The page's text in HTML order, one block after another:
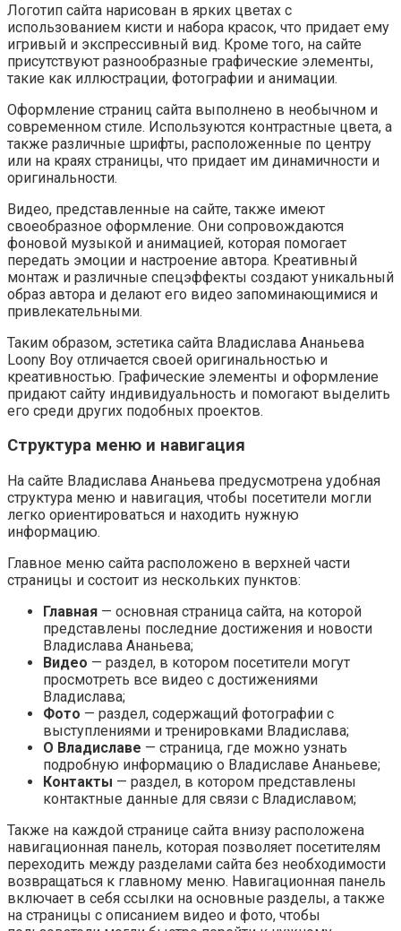
Логотип сайта нарисован в ярких цветах с
использованием кисти и набора красок, что придает ему
игривый и экспрессивный вид. Кроме того, на сайте
присутствуют разнообразные графические элементы,
такие как иллюстрации, фотографии и анимации.
Оформление страниц сайта выполнено в необычном и
современном стиле. Используются контрастные цвета, а
также различные шрифты, расположенные по центру
или на краях страницы, что придает им динамичности и
оригинальности.
Видео, представленные на сайте, также имеют
своеобразное оформление. Они сопровождаются
фоновой музыкой и анимацией, которая помогает
передать эмоции и настроение автора. Креативный
монтаж и различные спецэффекты создают уникальный
образ автора и делают его видео запоминающимися и
привлекательными.
Таким образом, эстетика сайта Владислава Ананьева
Loony Boy отличается своей оригинальностью и
креативностью. Графические элементы и оформление
придают сайту индивидуальность и помогают выделить
его среди других подобных проектов.
Структура меню и навигация
На сайте Владислава Ананьева предусмотрена удобная
структура меню и навигация, чтобы посетители могли
легко ориентироваться и находить нужную
информацию.
Главное меню сайта расположено в верхней части
страницы и состоит из нескольких пунктов:
Главная — основная страница сайта, на которой
представлены последние достижения и новости
Владислава Ананьева;
Видео — раздел, в котором посетители могут
просмотреть все видео с достижениями
Владислава;
Фото — раздел, содержащий фотографии с
выступлениями и тренировками Владислава;
О Владиславе — страница, где можно узнать
подробную информацию о Владиславе Ананьеве;
Контакты — раздел, в котором представлены
контактные данные для связи с Владиславом;
Также на каждой странице сайта внизу расположена
навигационная панель, которая позволяет посетителям
переходить между разделами сайта без необходимости
возвращаться к главному меню. Навигационная панель
включает в себя ссылки на основные разделы, а также
на страницы с описанием видео и фото, чтобы